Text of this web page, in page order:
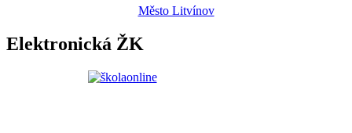
Město Litvínov
Elektronická ŽK